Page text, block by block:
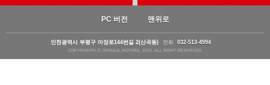
PC 버전 맨위로
인천광역시 부평구 마장로144번길 2(산곡동) 전화 032-513-4994
COPYRIGHTS ⓒ SEMAUL MOTORS. 2015. ALL RIGHT RESERVED.